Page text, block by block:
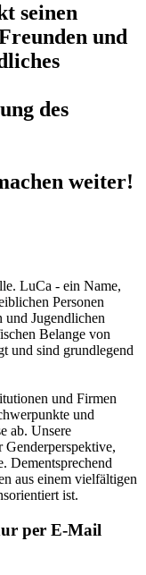
seinen
und
des
weiter!
lle. LuCa - ein Name,
Personen
und Jugendlichen
Belange von
und sind grundlegend
und Firmen
und
ab. Unsere
Genderperspektive,
Dementsprechend
aus einem vielfältigen
ist.
per E-Mail